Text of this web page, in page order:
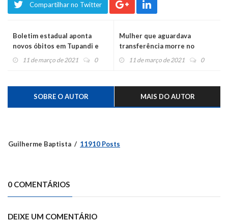
Compartilhar no Twitter
Boletim estadual aponta
novos óbitos em Tupandi e
Feliz11 de março de 2021 0
Mulher que aguardava
transferência morre no
Hospital Montenegro
11 de março de 2021 0
SOBRE O AUTOR MAIS DO AUTOR
Guilherme Baptista 11910 Posts
0 COMENTÁRIOS
DEIXE UM COMENTÁRIO